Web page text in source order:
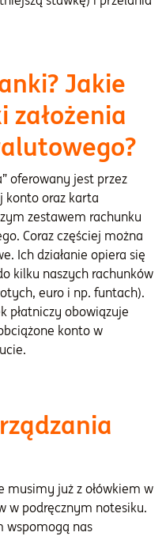
Jakie
oferowany jest przez
konto oraz karta
zestawem rachunku
Coraz częściej można
Ich działanie opiera się
kilku naszych rachunków
euro i np. funtach).
płatniczy obowiązuje
konto w
już z ołówkiem w
w podręcznym notesiku.
wspomogą nas